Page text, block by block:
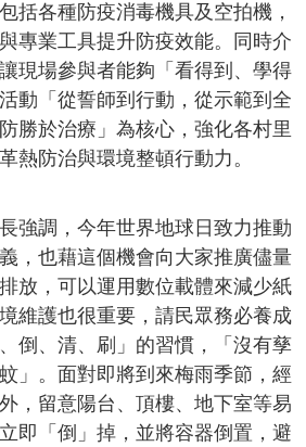
括各種防疫消毒機具及空拍機，
專業工具提升防疫效能。同時介
現場參與者能夠「看得到、學得
動「從誓師到行動，從示範到全
勝於治療」為核心，強化各村里
熱防治與環境整頓行動力。
強調，今年世界地球日致力推動
，也藉這個機會向大家推廣儘量
放，可以運用數位載體來減少紙
維護也很重要，請民眾務必養成
倒、清、刷」的習慣，「沒有孳
」。面對即將到來梅雨季節，經
，留意陽台、頂樓、地下室等易
即「倒」掉，並將容器倒置，避